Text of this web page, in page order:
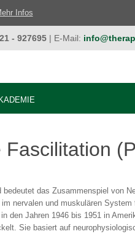
Infos
- 927695 | E-Mail:
das Zusammenspiel von
nervalen und muskulären System
den Jahren 1946 bis 1951 in
Sie basiert auf